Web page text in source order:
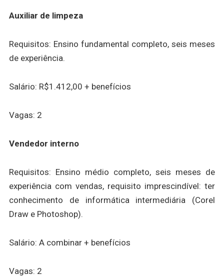
Auxiliar de limpeza
Requisitos: Ensino fundamental completo, seis meses
de experiência.
Salário: R$1.412,00 + benefícios
Vagas: 2
Vendedor interno
Requisitos: Ensino médio completo, seis meses de
experiência com vendas, requisito imprescindível: ter
conhecimento de informática intermediária (Corel
Draw e Photoshop).
Salário: A combinar + benefícios
Vagas: 2